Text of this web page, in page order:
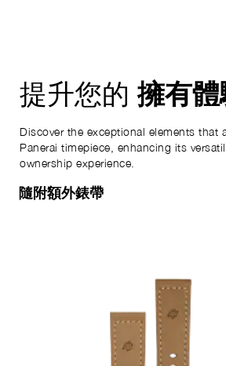
提升您的擁有
Discover the exceptional elements that
Panerai timepiece, enhancing its
ownership experience.
隨附額外錶帶